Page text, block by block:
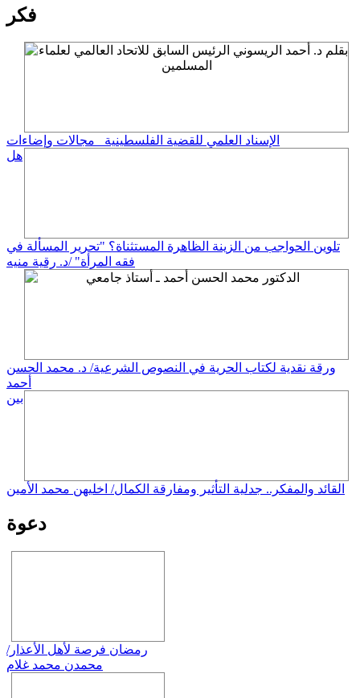
فكر
الإسناد العلمي للقضية الفلسطينية_ مجالات وإضاءات
هل
تلوين الحواجب من الزينة الظاهرة المستثناة؟ "تحرير المسألة في
فقه المرأة" /د. رقية منيه
ورقة نقدية لكتاب الحرية في النصوص الشرعية/ د. محمد الحسن
أحمد
بين
القائد والمفكر.. جدلية التأثير ومفارقة الكمال/ اخليهن محمد الأمين
دعوة
رمضان فرصة لأهل الأعذار/
محمدن محمد غلام